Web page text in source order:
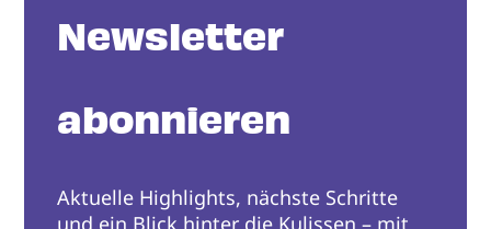
Newsletter
abonnieren
Aktuelle Highlights, nächste Schritte
und ein Blick hinter die Kulissen – mit